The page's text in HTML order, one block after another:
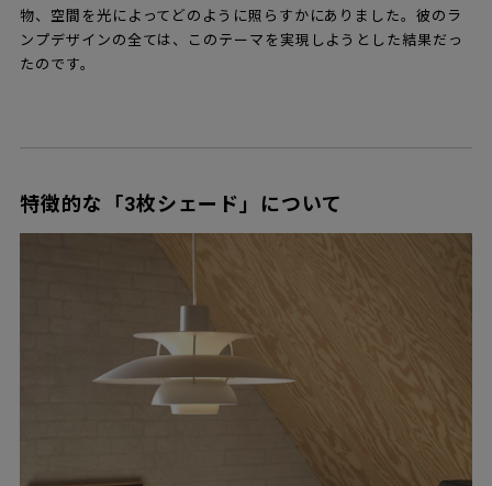
物、空間を光によってどのように照らすかにありました。彼のラ
ンプデザインの全ては、このテーマを実現しようとした結果だっ
たのです。
特徴的な「3枚シェード」について